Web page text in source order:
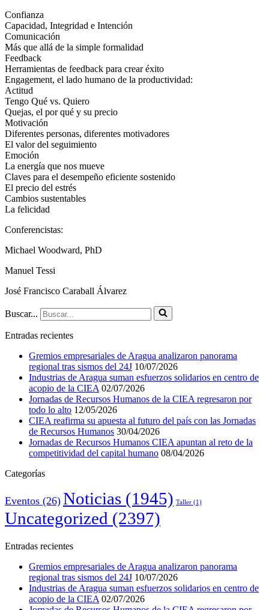
Confianza
Capacidad, Integridad e Intención
Comunicación
Más que allá de la simple formalidad
Feedback
Herramientas de feedback para crear éxito
Engagement, el lado humano de la productividad:
Actitud
Tengo Qué vs. Quiero
Quejas, el por qué y su precio
Motivación
Diferentes personas, diferentes motivadores
El valor del seguimiento
Emoción
La energía que nos mueve
Claves para el desempeño eficiente sostenido
El precio del estrés
Cambios sustentables
La felicidad
Conferencistas:
Michael Woodward, PhD
Manuel Tessi
José Francisco Caraball Álvarez
Buscar...
Entradas recientes
Gremios empresariales de Aragua analizaron panorama
regional tras sismos del 24J 10/07/2026
Industrias de Aragua suman esfuerzos solidarios en centro de
acopio de la CIEA 02/07/2026
Jornadas de Recursos Humanos de la CIEA regresaron por
todo lo alto 12/05/2026
CIEA reafirma su apuesta al futuro del país con las Jornadas
de Recursos Humanos 30/04/2026
Jornadas de Recursos Humanos CIEA apuntan al reto de la
competitividad del capital humano 08/04/2026
Categorías
Eventos (26) Noticias (1945) Taller (1)
Uncategorized (2397)
Entradas recientes
Gremios empresariales de Aragua analizaron panorama
regional tras sismos del 24J 10/07/2026
Industrias de Aragua suman esfuerzos solidarios en centro de
acopio de la CIEA 02/07/2026